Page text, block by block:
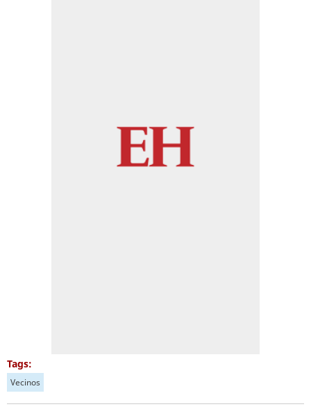
Tags:
Vecinos